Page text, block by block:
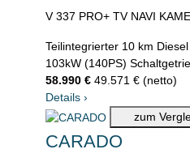
V 337 PRO+ TV NAVI
Teilintegrierter 10 km Diesel
103kW (140PS)
58.990 € 49.571 € (netto)
Details ›
zum
CARADO